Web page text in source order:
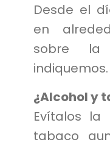
Desde el
en
sobre
indiquemos.
¿Alcohol y
Evítalos la
tabaco